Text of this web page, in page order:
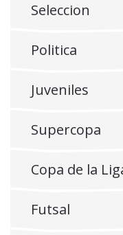
Seleccion
Politica
Juveniles
Supercopa
Copa de la
Futsal